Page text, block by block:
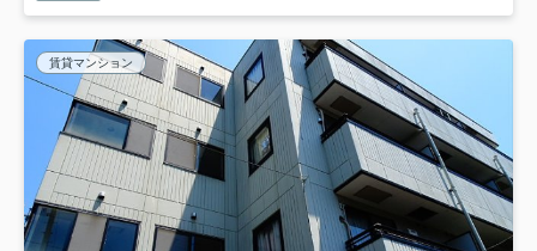
賃貸マンション